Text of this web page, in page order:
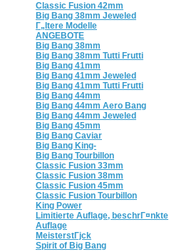
Classic Fusion 42mm
Big Bang 38mm Jeweled
Г„ltere Modelle
ANGEBOTE
Big Bang 38mm
Big Bang 38mm Tutti Frutti
Big Bang 41mm
Big Bang 41mm Jeweled
Big Bang 41mm Tutti Frutti
Big Bang 44mm
Big Bang 44mm Aero Bang
Big Bang 44mm Jeweled
Big Bang 45mm
Big Bang Caviar
Big Bang King-
Big Bang Tourbillon
Classic Fusion 33mm
Classic Fusion 38mm
Classic Fusion 45mm
Classic Fusion Tourbillon
King Power
Limitierte Auflage, beschrГ¤nkte
Auflage
MeisterstГјck
Spirit of Big Bang